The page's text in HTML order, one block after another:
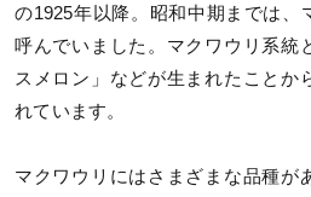
の1925年以降。昭和中期までは、
呼んでいました。マクワウリ系統
スメロン」などが生まれたことか
れています。
マクワウリにはさまざまな品種が